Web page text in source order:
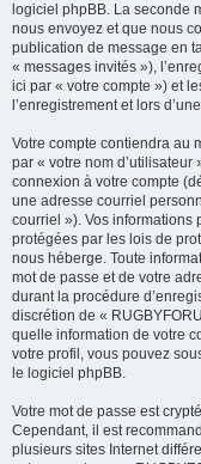
logiciel phpBB. La seconde
nous envoyez et que nous
publication de message en
« messages invités »),
ici par « votre compte ») et
l’enregistrement et lors
Votre compte contiendra au
par « votre nom
connexion à votre compte
une adresse courriel
courriel »). Vos informations
protégées par les lois de
nous héberge. Toute
mot de passe et de votre
durant la procédure
discrétion de «
quelle information de votre
votre profil, vous pouvez
le logiciel phpBB.
Votre mot de passe est
Cependant, il est
plusieurs sites Internet